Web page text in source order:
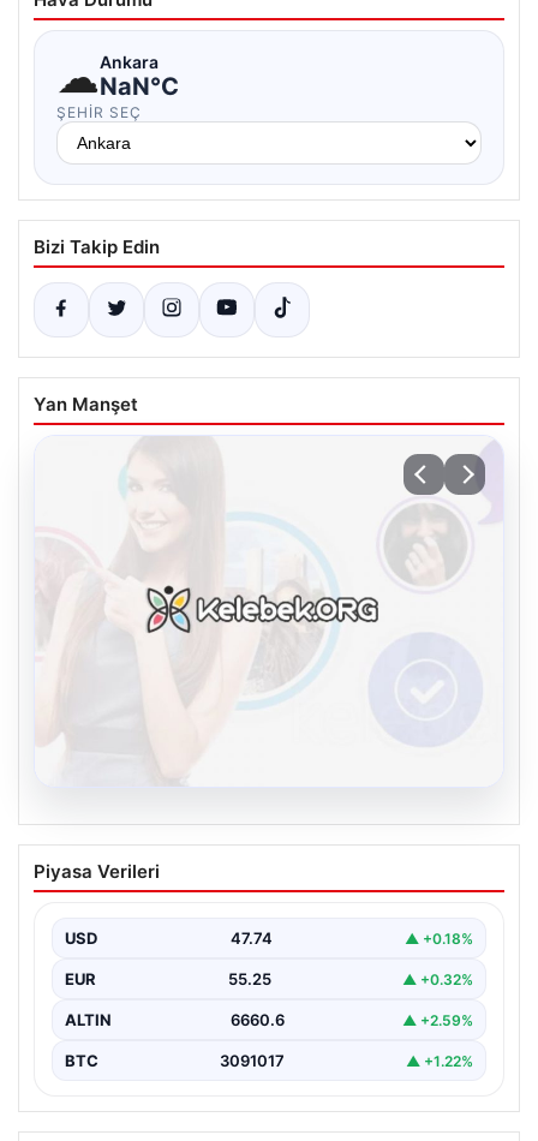
☁Ankara
NaN°C
ŞEHIR SEÇ
Bizi Takip Edin
Yan Manşet
08.08.2026
Kelebek.Org İle Dijital İletişimin
Sertifikalı Adresi Ve Muhabbet
Sanal ortamında insanların kaliteli bir şekilde bağlantı
olarak…
Piyasa Verileri
USD 47.74 ▲ +0.18%
EUR 55.25 ▲ +0.32%
ALTIN 6660.6 ▲ +2.59%
BTC 3091017 ▲ +1.22%